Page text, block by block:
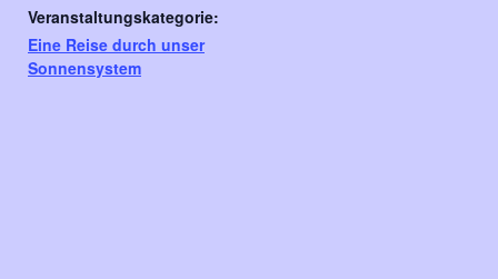
Veranstaltungskategorie:
Eine Reise durch unser
Sonnensystem